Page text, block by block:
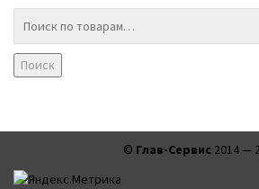
Поиск
© Глав-Сервис 2014 —